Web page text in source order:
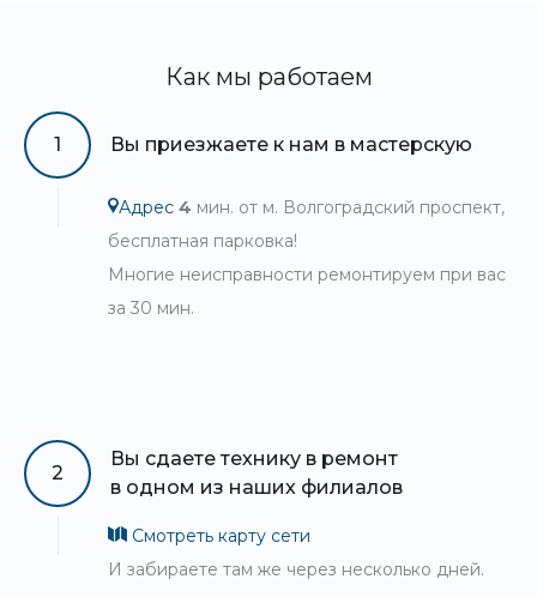
Как мы работаем
1 Вы приезжаете к нам в мастерскую
Адрес 4 мин. от м. Волгоградский проспект,
бесплатная парковка!
Многие неисправности ремонтируем при вас
за 30 мин.
2
Вы сдаете технику в ремонт
в одном из наших филиалов
Смотреть карту сети
И забираете там же через несколько дней.